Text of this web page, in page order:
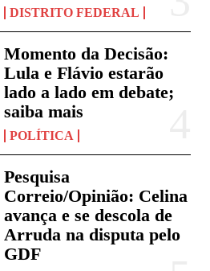
DISTRITO FEDERAL
Momento da Decisão:
Lula e Flávio estarão
lado a lado em debate;
saiba mais
POLÍTICA
Pesquisa
Correio/Opinião: Celina
avança e se descola de
Arruda na disputa pelo
GDF